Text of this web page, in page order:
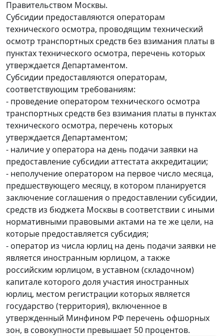
Правительством Москвы.
Субсидии предоставляются операторам
технического осмотра, проводящим технический
осмотр транспортных средств без взимания платы в
пунктах технического осмотра, перечень которых
утверждается Департаментом.
Субсидии предоставляются операторам,
соответствующим требованиям:
- проведение оператором технического осмотра
транспортных средств без взимания платы в пунктах
технического осмотра, перечень которых
утверждается Департаментом;
- наличие у оператора на день подачи заявки на
предоставление субсидии аттестата аккредитации;
- неполучение оператором на первое число месяца,
предшествующего месяцу, в котором планируется
заключение соглашения о предоставлении субсидии,
средств из бюджета Москвы в соответствии с иными
нормативными правовыми актами на те же цели, на
которые предоставляется субсидия;
- оператор из числа юрлиц на день подачи заявки не
является иностранным юрлицом, а также
российским юрлицом, в уставном (складочном)
капитале которого доля участия иностранных
юрлиц, местом регистрации которых является
государство (территория), включенное в
утвержденный Минфином РФ перечень офшорных
зон, в совокупности превышает 50 процентов.